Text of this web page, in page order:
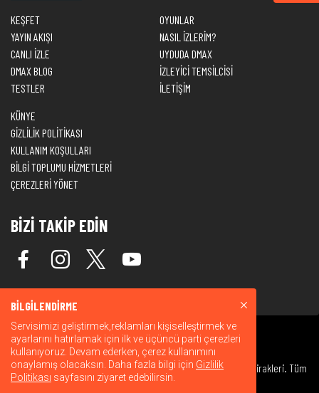
KEŞFET
YAYIN AKIŞI
CANLI İZLE
DMAX BLOG
TESTLER
OYUNLAR
NASIL İZLERİM?
UYDUDA DMAX
İZLEYİCİ TEMSİLCİSİ
İLETİŞİM
KÜNYE
GİZLİLİK POLİTİKASI
KULLANIM KOŞULLARI
BİLGİ TOPLUMU HİZMETLERİ
ÇEREZLERİ YÖNET
BİZİ TAKİP EDİN
© 2026 Warner Bros. Discovery, Inc. veya bağlı kuruluşları ve iştirakleri. Tüm
hakları saklıdır.
BİLGİLENDİRME
Servisimizi geliştirmek,reklamları kişiselleştirmek ve
ayarlarını hatırlamak için ilk ve üçüncü parti çerezleri
kullanıyoruz. Devam ederken, çerez kullanımını
onaylamış olacaksın. Daha fazla bilgi için Gizlilik
Politikası sayfasını ziyaret edebilirsin.